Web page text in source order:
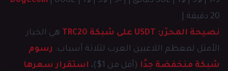
20 دقيقة |
نصيحة المحرّر: USDT على شبكة TRC20
هي الخيار
الأمثل لمعظم اللاعبين العرب لثلاثة أسباب: رسوم
شبكة منخفضة جدًا (أقل من 1$)،
استقرار سعرها